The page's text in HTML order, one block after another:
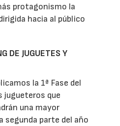
protagonismo la
hacia al público
DE JUGUETES Y
la 1ª Fase del
jugueteros que
una mayor
segunda parte del año